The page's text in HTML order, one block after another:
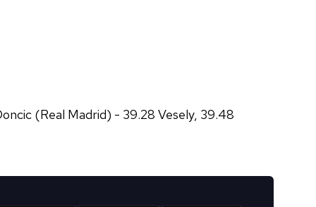
(Real Madrid) - 39.28 Vesely, 39.48